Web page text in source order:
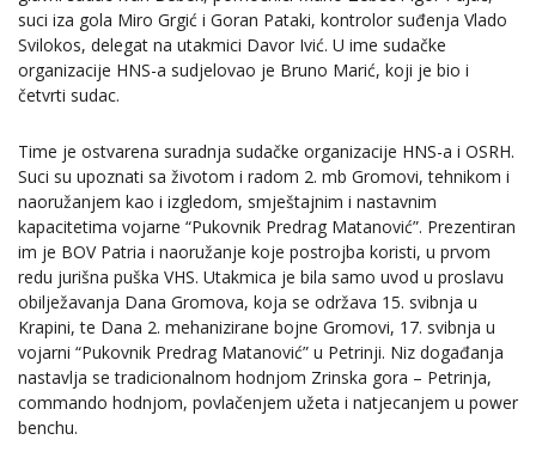
suci iza gola Miro Grgić i Goran Pataki, kontrolor suđenja Vlado
Svilokos, delegat na utakmici Davor Ivić. U ime sudačke
organizacije HNS-a sudjelovao je Bruno Marić, koji je bio i
četvrti sudac.
Time je ostvarena suradnja sudačke organizacije HNS-a i OSRH.
Suci su upoznati sa životom i radom 2. mb Gromovi, tehnikom i
naoružanjem kao i izgledom, smještajnim i nastavnim
kapacitetima vojarne “Pukovnik Predrag Matanović”. Prezentiran
im je BOV Patria i naoružanje koje postrojba koristi, u prvom
redu jurišna puška VHS. Utakmica je bila samo uvod u proslavu
obilježavanja Dana Gromova, koja se održava 15. svibnja u
Krapini, te Dana 2. mehanizirane bojne Gromovi, 17. svibnja u
vojarni “Pukovnik Predrag Matanović” u Petrinji. Niz događanja
nastavlja se tradicionalnom hodnjom Zrinska gora – Petrinja,
commando hodnjom, povlačenjem užeta i natjecanjem u power
benchu.